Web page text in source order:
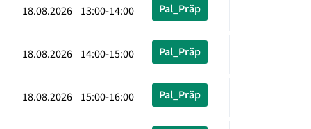
18.08.2026 13:00-14:00 Pal_Präp
18.08.2026 14:00-15:00 Pal_Präp
18.08.2026 15:00-16:00 Pal_Präp